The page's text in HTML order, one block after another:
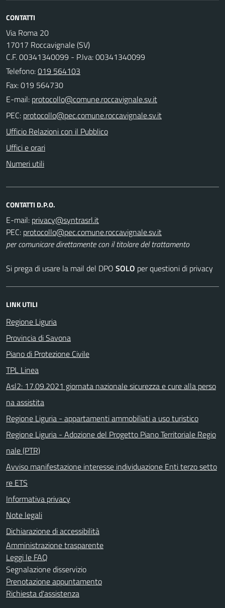
CONTATTI
Via Roma 20
17017 Roccavignale (SV)
C.F. 00341340099 - P.Iva: 00341340099
Telefono:019 564103
Fax: 019 564730
E-mail:
PEC:
Ufficio Relazioni con il Pubblico
Uffici e orari
Numeri utili
CONTATTI D.P.O.
E-mail:
PEC:
per comunicare direttamente con il titolare del trattamento
Si prega di usare la mail del DPO SOLO per questioni di privacy
LINK UTILI
Regione Liguria
Provincia di Savona
Piano di Protezione Civile
TPL Linea
Asl2: 17.09.2021 giornata nazionale sicurezza e cure alla perso
na assistita
Regione Liguria - appartamenti ammobiliati a uso turistico
Regione Liguria - Adozione del Progetto Piano Territoriale Regio
nale (PTR)
Avviso manifestazione interesse individuazione Enti terzo setto
re ETS
Informativa privacy
Note legali
Dichiarazione di accessibilità
Amministrazione trasparente
Leggi le FAQ
Segnalazione disservizio
Prenotazione appuntamento
Richiesta d'assistenza